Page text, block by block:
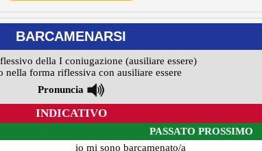
BARCAMENARSI
della I coniugazione (ausiliare essere)
nella forma riflessiva con ausiliare essere
Pronuncia
INDICATIVO
PASSATO PROSSIMO
io mi sono barcamenato/a